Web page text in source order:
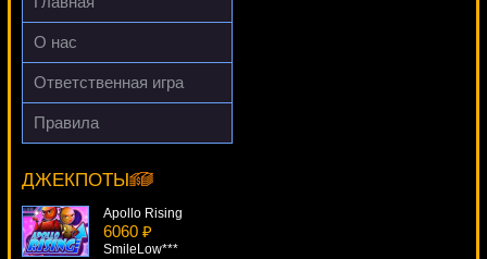
blogolet***
О нас
Ответственная игра
Правила
ДЖЕКПОТЫ
Treasure Room
superman***
Apollo Rising
6060 ₽
SmileLow***